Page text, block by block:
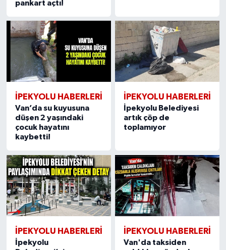
pankart açtı!
İPEKYOLU HABERLERİ
Van’da su kuyusuna
düşen 2 yaşındaki
çocuk hayatını
kaybetti!
İPEKYOLU HABERLERİ
İpekyolu Belediyesi
artık çöp de
toplamıyor
İPEKYOLU HABERLERİ
İpekyolu
İPEKYOLU HABERLERİ
Van'da taksiden